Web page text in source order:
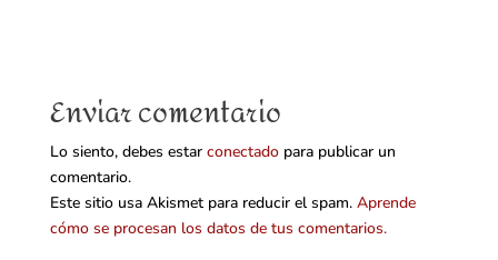
Enviar comentario
Lo siento, debes estar conectadopara publicar un
comentario.
Este sitio usa Akismet para reducir el spam. Aprende
cómo se procesan los datos de tus comentarios.